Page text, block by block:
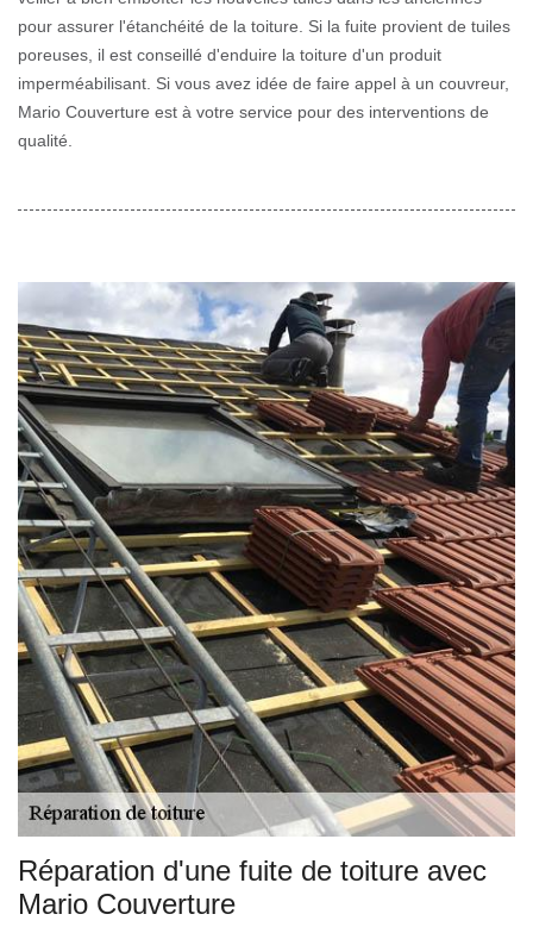
pour assurer l'étanchéité de la toiture. Si la fuite provient de tuiles
poreuses, il est conseillé d'enduire la toiture d'un produit
imperméabilisant. Si vous avez idée de faire appel à un couvreur,
Mario Couverture est à votre service pour des interventions de
qualité.
Réparation d'une fuite de toiture avec
Mario Couverture